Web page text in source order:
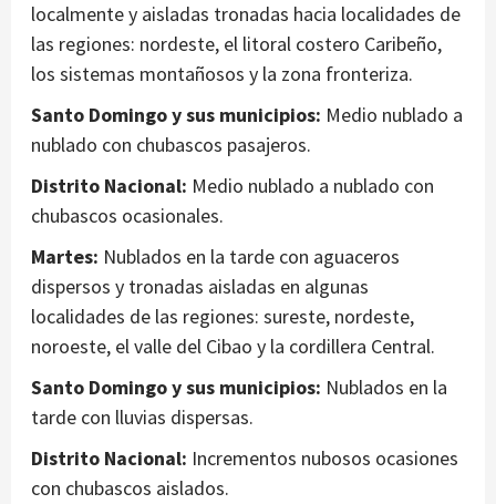
localmente y aisladas tronadas hacia localidades de
las regiones: nordeste, el litoral costero Caribeño,
los sistemas montañosos y la zona fronteriza.
Santo Domingo y sus municipios: Medio nublado a
nublado con chubascos pasajeros.
Distrito Nacional: Medio nublado a nublado con
chubascos ocasionales.
Martes: Nublados en la tarde con aguaceros
dispersos y tronadas aisladas en algunas
localidades de las regiones: sureste, nordeste,
noroeste, el valle del Cibao y la cordillera Central.
Santo Domingo y sus municipios: Nublados en la
tarde con lluvias dispersas.
Distrito Nacional: Incrementos nubosos ocasiones
con chubascos aislados.